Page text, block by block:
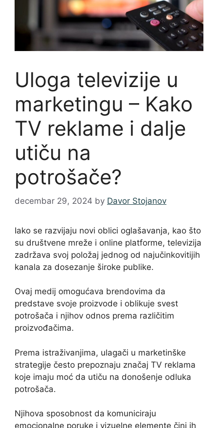
Uloga televizije u
marketingu – Kako
TV reklame i dalje
utiču na
potrošače?
decembar 29, 2024 by Davor Stojanov
Iako se razvijaju novi oblici oglašavanja, kao što
su društvene mreže i online platforme, televizija
zadržava svoj položaj jednog od najučinkovitijih
kanala za dosezanje široke publike.
Ovaj medij omogućava brendovima da
predstave svoje proizvode i oblikuje svest
potrošača i njihov odnos prema različitim
proizvođačima.
Prema istraživanjima, ulagači u marketinške
strategije često prepoznaju značaj TV reklama
koje imaju moć da utiču na donošenje odluka
potrošača.
Njihova sposobnost da komuniciraju
emocionalne poruke i vizuelne elemente čini ih